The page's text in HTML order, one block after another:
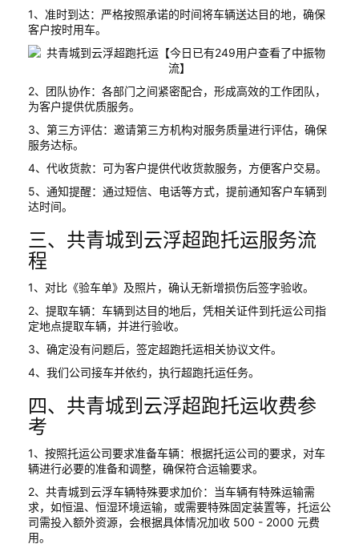
1、准时到达：严格按照承诺的时间将车辆送达目的地，确保
客户按时用车。
2、团队协作：各部门之间紧密配合，形成高效的工作团队，
为客户提供优质服务。
3、第三方评估：邀请第三方机构对服务质量进行评估，确保
服务达标。
4、代收货款：可为客户提供代收货款服务，方便客户交易。
5、通知提醒：通过短信、电话等方式，提前通知客户车辆到
达时间。
三、共青城到云浮超跑托运服务流
程
1、对比《验车单》及照片，确认无新增损伤后签字验收。
2、提取车辆：车辆到达目的地后，凭相关证件到托运公司指
定地点提取车辆，并进行验收。
3、确定没有问题后，签定超跑托运相关协议文件。
4、我们公司接车并依约，执行超跑托运任务。
四、共青城到云浮超跑托运收费参
考
1、按照托运公司要求准备车辆：根据托运公司的要求，对车
辆进行必要的准备和调整，确保符合运输要求。
2、共青城到云浮车辆特殊要求加价：当车辆有特殊运输需
求，如恒温、恒湿环境运输，或需要特殊固定装置等，托运公
司需投入额外资源，会根据具体情况加收 500 - 2000 元费
用。